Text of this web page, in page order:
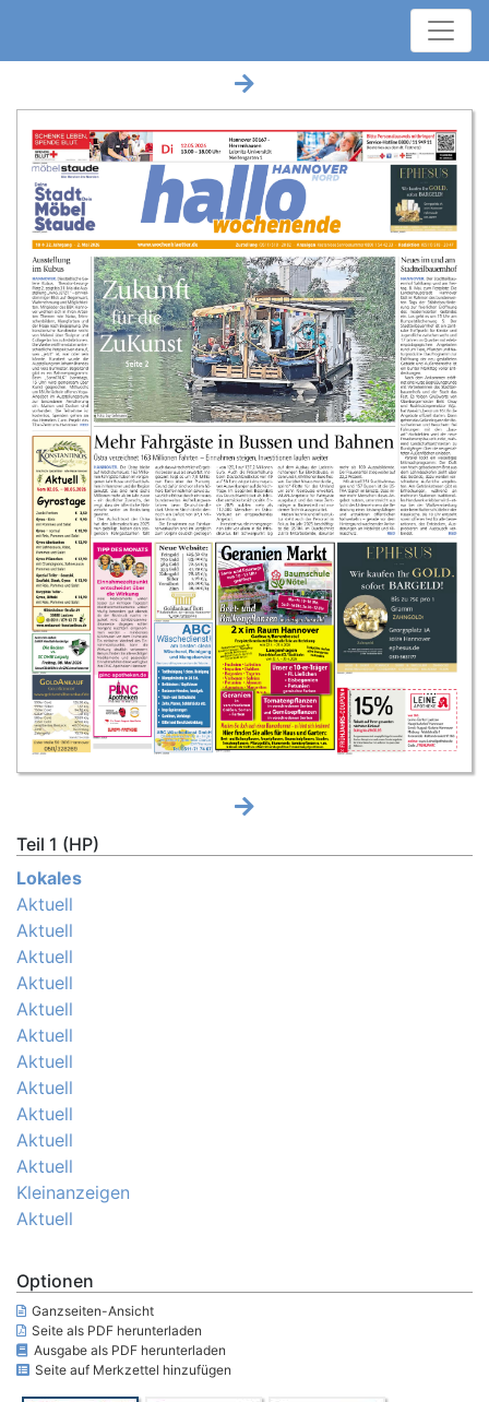
Teil 1 (HP)
Lokales
Aktuell
Aktuell
Aktuell
Aktuell
Aktuell
Aktuell
Aktuell
Aktuell
Aktuell
Aktuell
Aktuell
Kleinanzeigen
Aktuell
Optionen
Ganzseiten-Ansicht
Seite als PDF herunterladen
Ausgabe als PDF herunterladen
Seite auf Merkzettel hinzufügen